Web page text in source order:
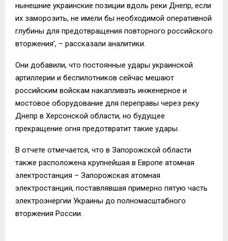
нынешние украинские позиции вдоль реки Днепр, если
их заморозить, не имели бы необходимой оперативной
глубины для предотвращения повторного российского
вторжения’, – рассказали аналитики.
Они добавили, что постоянные удары украинской
артиллерии и беспилотников сейчас мешают
российским войскам накапливать инженерное и
мостовое оборудование для переправы через реку
Днепр в Херсонской области, но будущее
прекращение огня предотвратит такие удары.
В отчете отмечается, что в Запорожской области
также расположена крупнейшая в Европе атомная
электростанция – Запорожская атомная
электростанция, поставлявшая примерно пятую часть
электроэнергии Украины до полномасштабного
вторжения России.